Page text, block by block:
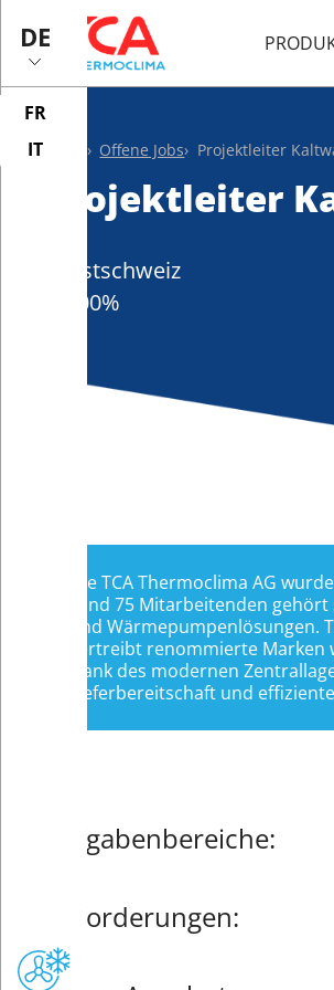
DE
FR
IT
Offene Jobs Projektleiter
Projektleiter
Ostschweiz
100%
Die TCA Thermoclima AG
rund 75 Mitarbeitenden
und Wärmepumpenlösungen.
vertreibt renommierte Marken
Dank des modernen
Lieferbereitschaft und
Aufgabenbereiche:
Betreuung von Installateuren
Durchführung von
Anforderungen:
Aus- oder Weiterbildung in der